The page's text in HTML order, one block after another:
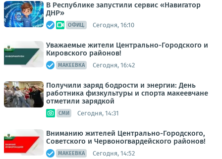
В Республике запустили сервис «Навигатор
ДНР»
ОФИЦ. Сегодня, 16:10
Уважаемые жители Центрально-Городского и
Кировского районов!
МАКЕЕВКА Сегодня, 16:42
Получили заряд бодрости и энергии: День
работника физкультуры и спорта макеевчане
отметили зарядкой
СМИ Сегодня, 14:31
Вниманию жителей Центрально-Городского,
Советского и Червоногвардейского районов!
МАКЕЕВКА Сегодня, 14:52